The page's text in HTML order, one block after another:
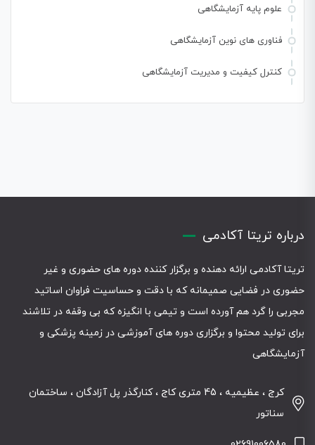
علوم پایه آزمایشگاهی
فناوری های نوین آزمایشگاهی
کنترل کیفیت و مدیریت آزمایشگاهی
درباره تریتا آکادمی
تریتا آکادمی ارائه دهنده و برگزار کننده دوره های حضوری و غیر
حضوری در فضایی صمیمانه که با دقت و حساسیت فراوان اساتید
مجربی را گرد هم آورده است و تیمی با انگیزه که بی وقفه در تلاشند
برای تولید محتوا و برگزاری دوره های آموزشی در زمینه پزشکی و
آزمایشگاهی
کرج ، عظیمیه ، 45 متری کاج ، کنارگذر پل آزادگان ، ساختمان
سناتور